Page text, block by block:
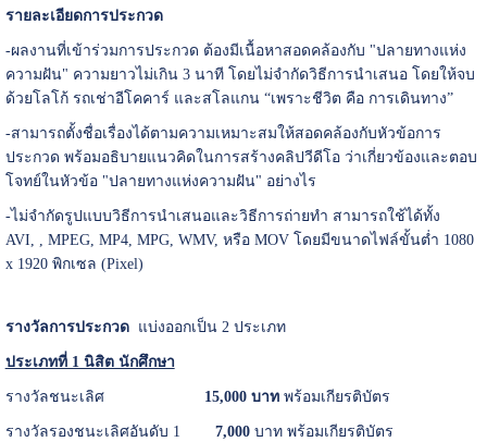
รายละเอียดการประกวด
-ผลงานที่เข้าร่วมการประกวด ต้องมีเนื้อหาสอดคล้องกับ "ปลายทางแห่ง
ความฝัน" ความยาวไม่เกิน 3 นาที โดยไม่จำกัดวิธีการนำเสนอ โดยให้จบ
ด้วยโลโก้ รถเช่าอีโคคาร์ และสโลแกน “เพราะชีวิต คือ การเดินทาง”
-สามารถตั้งชื่อเรื่องได้ตามความเหมาะสมให้สอดคล้องกับหัวข้อการ
ประกวด พร้อมอธิบายแนวคิดในการสร้างคลิปวีดีโอ ว่าเกี่ยวข้องและตอบ
โจทย์ในหัวข้อ "ปลายทางแห่งความฝัน" อย่างไร
-ไม่จำกัดรูปแบบวิธีการนำเสนอและวิธีการถ่ายทำ สามารถใช้ได้ทั้ง
AVI, , MPEG, MP4, MPG, WMV, หรือ MOV โดยมีขนาดไฟล์ขั้นต่ำ 1080
x 1920พิกเซล (Pixel)
รางวัลการประกวด แบ่งออกเป็น 2 ประเภท
ประเภทที่ 1 นิสิต นักศึกษา
รางวัลชนะเลิศ 15,000 บาทพร้อมเกียรติบัตร
รางวัลรองชนะเลิศอันดับ 1 7,000บาท พร้อมเกียรติบัตร